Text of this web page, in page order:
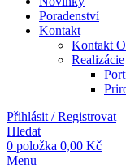
Poradenství
Kontakt
Kontakt
Realizácie
Přihlásit / Registrovat
Hledat
0 položka 0,00 Kč
Menu